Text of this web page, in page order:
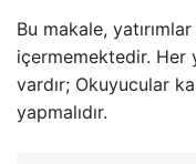
Bu makale,
içermemektedir. Her
vardır; Okuyucular
yapmalıdır.